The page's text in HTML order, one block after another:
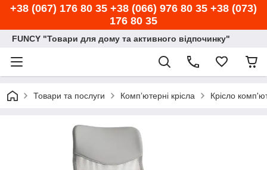
+38 (067) 176 80 35 +38 (066) 976 80 35 +38 (073)
176 80 35
FUNCY "Товари для дому та активного відпочинку"
Товари та послуги Компʼютерні крісла Крісло